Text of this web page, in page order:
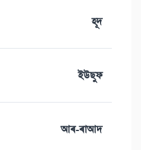
হূদ
ইউছুফ
আৰ-ৰাআদ